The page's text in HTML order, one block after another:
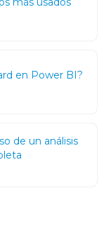
en Power BI?
de un análisis